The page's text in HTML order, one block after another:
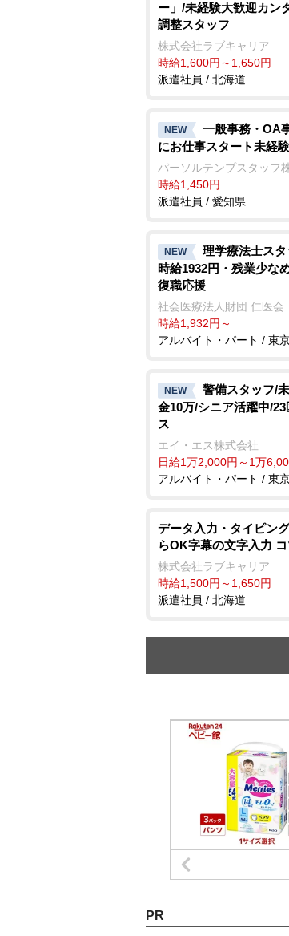
ー」/未経験大歓迎カン
調整スタッフ
株式会社ラブキャリア
時給1,600円～1,650円
派遣社員 / 北海道
NEW
一般事務・OA
にお仕事スタート未経
パーソルテンプスタッフ
時給1,450円
派遣社員 / 愛知県
NEW
理学療法士ス
時給1932円・残業少な
復職応援
社会医療法人財団 仁医会
時給1,932円～
アルバイト・パート / 東
NEW
警備スタッフ/
金10万/シニア活躍中/
ス
エイ・エス株式会社
日給1万2,000円～1万
アルバイト・パート / 東
データ入力・タイピン
らOK字幕の文字入力
株式会社ラブキャリア
時給1,500円～1,650円
派遣社員 / 北海道
PR